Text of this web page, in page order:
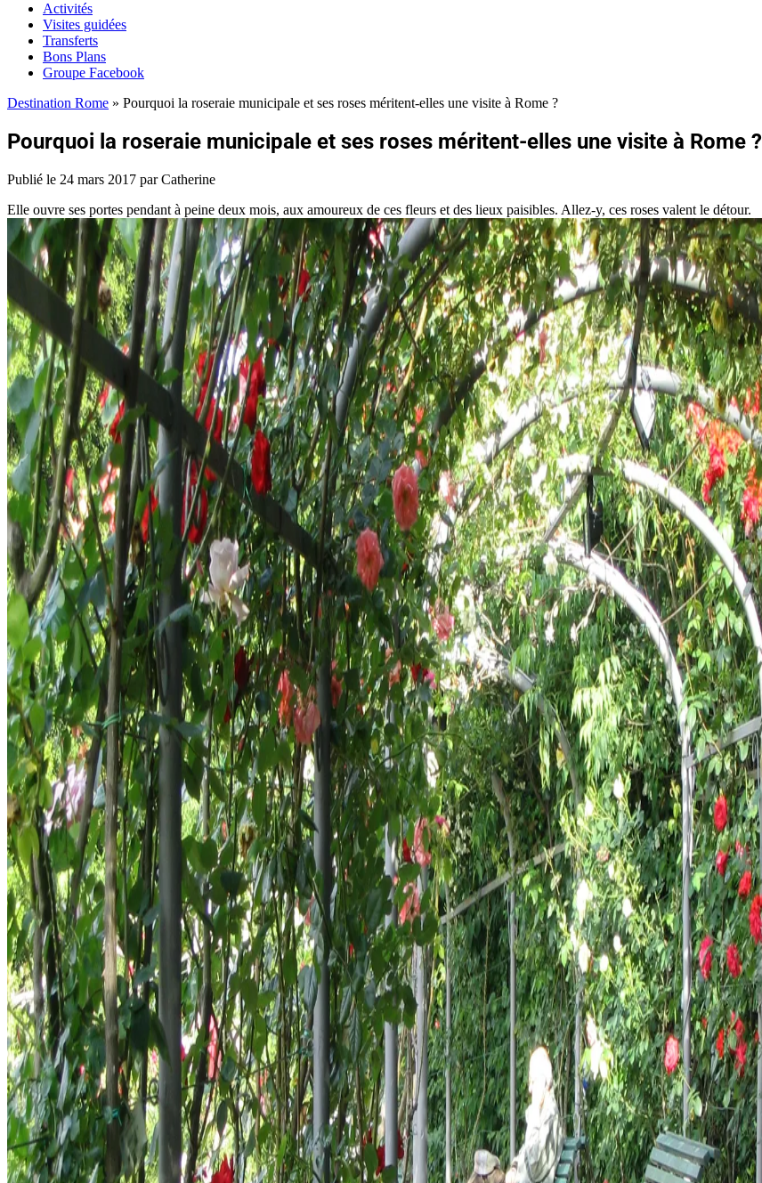
Activités
Visites guidées
Transferts
Bons Plans
Groupe Facebook
Destination Rome » Pourquoi la roseraie municipale et ses roses méritent-elles une visite à Rome ?
Pourquoi la roseraie municipale et ses roses méritent-elles une visite à Rome ?
Publié le 24 mars 2017 par Catherine
Elle ouvre ses portes pendant à peine deux mois, aux amoureux de ces fleurs et des lieux paisibles. Allez-y, ces roses valent le détour.